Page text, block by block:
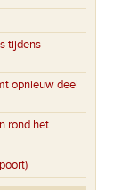
tijdens
opnieuw deel
rond het